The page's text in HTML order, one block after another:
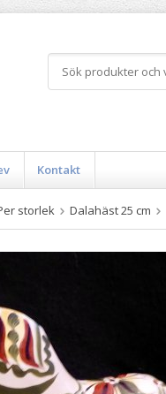
Kontakt
storlek Dalahäst 25 cm